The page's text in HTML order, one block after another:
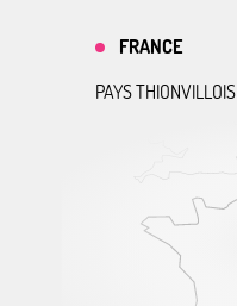
FRANCE
PAYS THIONVILLOIS